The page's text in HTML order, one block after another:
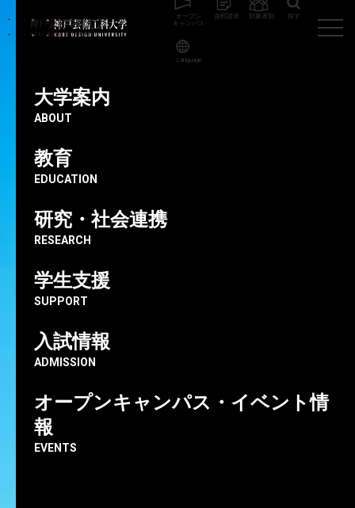
大学案内
ABOUT
教育
EDUCATION
研究・社会連携
RESEARCH
学生支援
SUPPORT
入試情報
ADMISSION
オープンキャンパス・イベント情
報
EVENTS
オープン
キャンパス
資料請求 対象者別 探す
Language
神戸芸術工科大学
名誉教授
今村文彦
I
M
A
M
U
R
A
F
u
m
i
h
i
k
o